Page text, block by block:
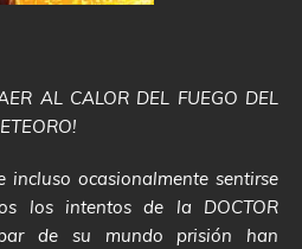
AL CALOR DEL FUEGO DEL
incluso ocasionalmente sentirse
los intentos de la DOCTOR
de su mundo prisión han